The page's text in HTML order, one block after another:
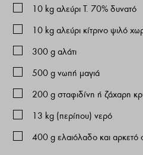
10 kg αλεύρι Τ. 70% δυνατό
10 kg αλεύρι κίτρινο ψιλό
300 g αλάτι
500 g νωπή μαγιά
200 g σταφιδίνη ή ζάχαρη
13 kg (περίπου) νερό
400 g ελαιόλαδο και αρκετό